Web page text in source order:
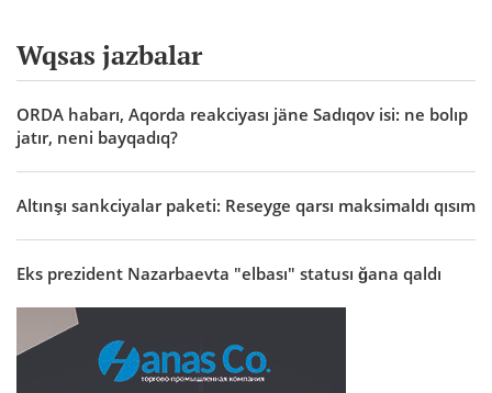
Wqsas jazbalar
ORDA habarı, Aqorda reakciyası jäne Sadıqov isi: ne bolıp
jatır, neni bayqadıq?
Altınşı sankciyalar paketi: Reseyge qarsı maksimaldı qısım
Eks prezident Nazarbaevta "elbası" statusı ğana qaldı